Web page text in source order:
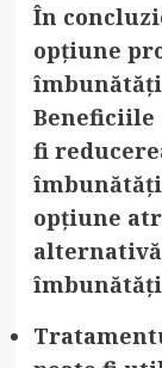
În
opțiune
Beneficiile
fi
opțiune